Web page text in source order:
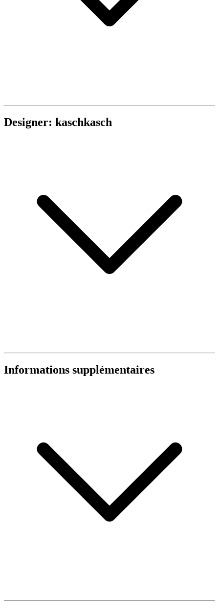
Designer: kaschkasch
Informations supplémentaires